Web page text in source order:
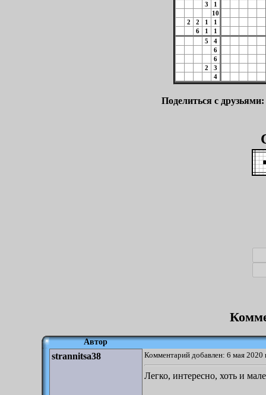
3
1
10
2
2 1
1
6
1
1
5
4
6
6
2
3
4
Поделиться с друзьями:
Автор
strannitsa38 Комментарий добавлен: 6 мая 2020
Легко, интересно, хоть и